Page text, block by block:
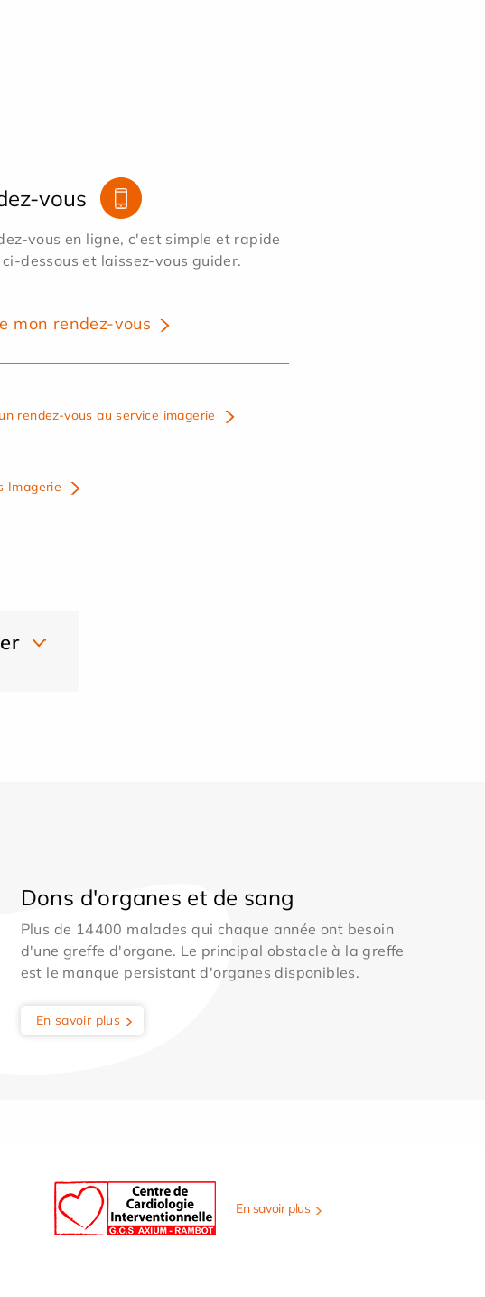
vous
vous en ligne, c'est simple et rapide
dessous et laissez-vous guider.
mon rendez-vous
rendez-vous au service imagerie
Imagerie
Dons d'organes et de sang
Plus de 14400 malades qui chaque année ont besoin
d'une greffe d'organe. Le principal obstacle à la greffe
est le manque persistant d'organes disponibles.
En savoir plus
En savoir plus